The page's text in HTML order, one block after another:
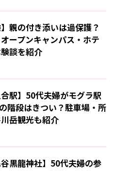
】親の付き添いは過保護？
ープンキャンパス・ホテ
談を紹介
合駅】50代夫婦がモグラ駅
階段はきつい？駐車場・所
岳観光も紹介
谷黒龍神社】50代夫婦の参